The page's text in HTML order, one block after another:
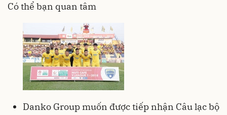
Có thể bạn quan tâm
Danko Group muốn được tiếp nhận Câu lạc bộ